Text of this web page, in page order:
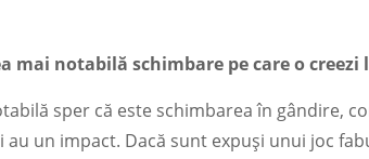
mai notabilă schimbare pe care o
sper că este schimbarea în gândire,
au un impact. Dacă sunt expuși unui joc